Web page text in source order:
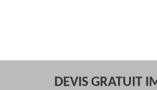
DEVIS GRATUIT